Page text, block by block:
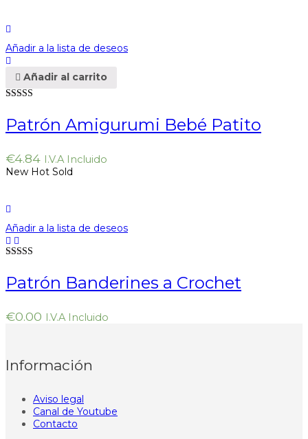
Añadir a la lista de deseos
Añadir al carrito
5.00
Patrón Amigurumi Bebé Patito
€4.84 I.V.A Incluido
New Hot Sold
Añadir a la lista de deseos
5.00
Patrón Banderines a Crochet
€0.00 I.V.A Incluido
Información
Aviso legal
Canal de Youtube
Contacto